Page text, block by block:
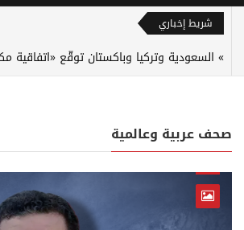
شريط إخباري
السعودية وتركيا وباكستان توقّع «اتفاقية
صحف عربية وعالمية